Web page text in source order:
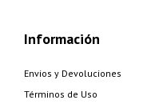
Información
Envios y Devoluciones
Términos de Uso